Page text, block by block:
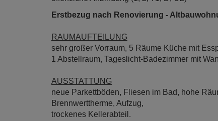
Erstbezug nach Renovierung -
RAUMAUFTEILUNG
sehr großer Vorraum, 5 Räume Küche mit
1 Abstellraum, Tageslicht-Badezimmer mit
AUSSTATTUNG
neue Parkettböden, Fliesen im Bad, hohe
Brennwerttherme, Aufzug,
trockenes Kellerabteil.